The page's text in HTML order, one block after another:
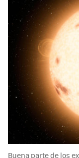
Buena parte de los